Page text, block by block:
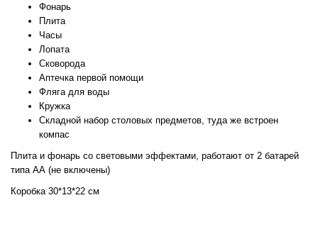
Фонарь
Плита
Часы
Лопата
Сковорода
Аптечка первой помощи
Фляга для воды
Кружка
Складной набор столовых предметов, туда же встроен
компас
Плита и фонарь со световыми эффектами, работают от 2 батарей
типа АА (не включены)
Коробка 30*13*22 см